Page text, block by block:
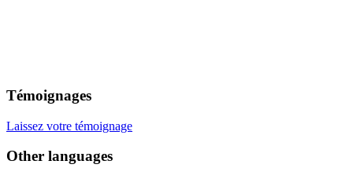
Témoignages
Laissez votre témoignage
Other languages